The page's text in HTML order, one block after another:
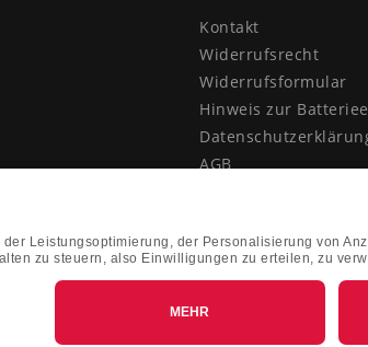
Kontakt
Widerrufsrecht
Widerrufsformular
Hinweis zur
AGB
Vertrag widerrufen